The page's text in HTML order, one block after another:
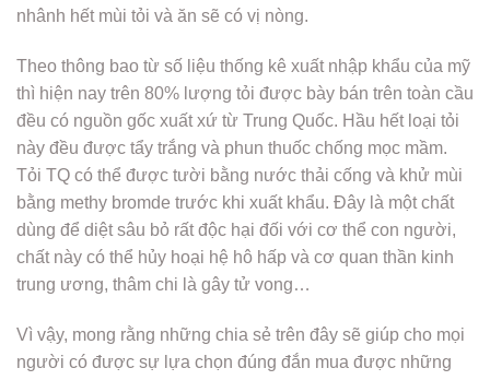
nhânh hết mùi tỏi và ăn sẽ có vị nòng.
Theo thông bao từ số liệu thống kê xuất nhập khẩu của mỹ
thì hiện nay trên 80% lượng tỏi được bày bán trên toàn cầu
đều có nguồn gốc xuất xứ từ Trung Quốc. Hầu hết loại tỏi
này đều được tẩy trắng và phun thuốc chống mọc mầm.
Tỏi TQ có thể được tười bằng nước thải cống và khử mùi
bằng methy bromde trước khi xuất khẩu. Đây là một chất
dùng để diệt sâu bỏ rất độc hại đối với cơ thể con người,
chất này có thể hủy hoại hệ hô hấp và cơ quan thần kinh
trung ương, thâm chi là gây tử vong…
Vì vậy, mong rằng những chia sẻ trên đây sẽ giúp cho mọi
người có được sự lựa chọn đúng đắn mua được những